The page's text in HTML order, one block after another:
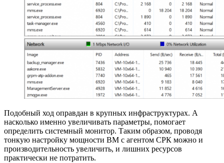
Подобный ход оправдан в крупных инфраструктурах. А
насколько именно увеличивать параметры, помогает
определить системный монитор. Таким образом, проводя
тонкую настройку мощности ВМ с агентом СРК можно и
производительность увеличить, и лишних ресурсов
практически не потратить.